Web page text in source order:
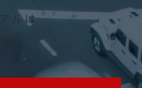
ルは